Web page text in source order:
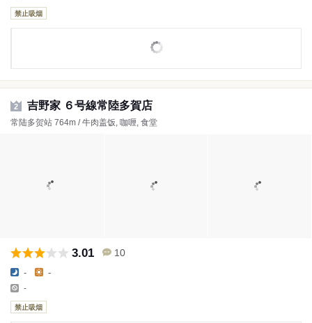
禁止吸烟
2 吉野家 ６号線常陸多賀店
常陆多贺站 764m / 牛肉盖饭, 咖喱, 食堂
3.01 10
- -
-
禁止吸烟